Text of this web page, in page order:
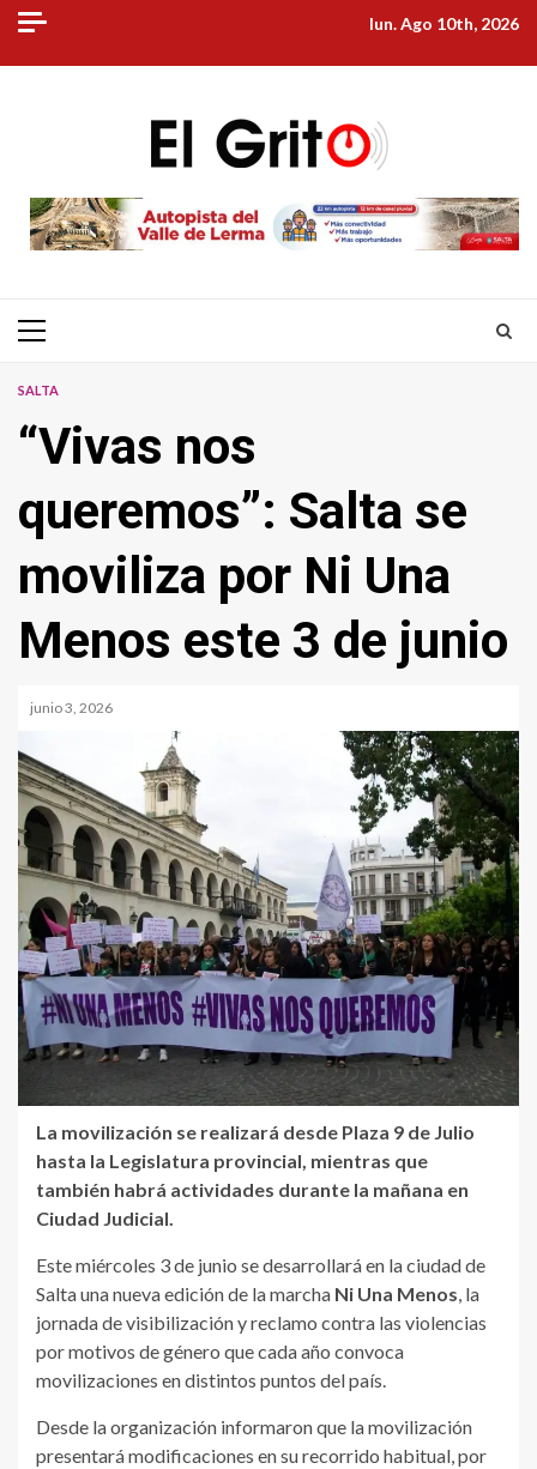
Skip
content
lun. Ago 10th, 2026
Primary
SALTA
“Vivas nos
queremos”: Salta se
moviliza por Ni Una
Menos este 3 de junio
junio 3, 2026
La movilización se realizará desde Plaza 9 de Julio
hasta la Legislatura provincial, mientras que
también habrá actividades durante la mañana en
Ciudad Judicial.
Este miércoles 3 de junio se desarrollará en la ciudad de
Salta una nueva edición de la marcha Ni Una Menos, la
jornada de visibilización y reclamo contra las violencias
por motivos de género que cada año convoca
movilizaciones en distintos puntos del país.
Desde la organización informaron que la movilización
presentará modificaciones en su recorrido habitual, por